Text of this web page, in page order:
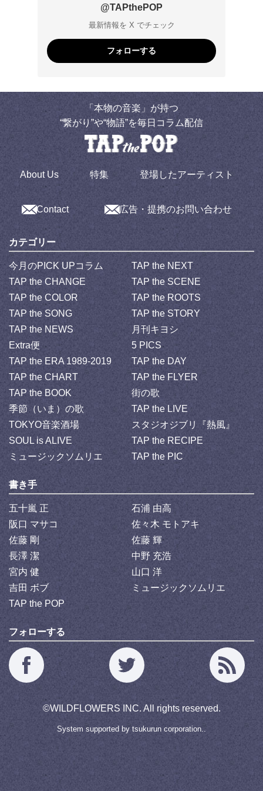
@TAPthePOP
最新情報を X でチェック
フォローする
「本物の音楽」が持つ
“繋がり”や“物語”を毎日コラム配信
About Us 特集 登場したアーティスト
Contact 広告・提携のお問い合わせ
カテゴリー
今月のPICK UPコラム
TAP the NEXT
TAP the CHANGE
TAP the SCENE
TAP the COLOR
TAP the ROOTS
TAP the SONG
TAP the STORY
TAP the NEWS
月刊キヨシ
Extra便
5 PICS
TAP the ERA 1989-2019
TAP the DAY
TAP the CHART
TAP the FLYER
TAP the BOOK
街の歌
季節（いま）の歌
TAP the LIVE
TOKYO音楽酒場
スタジオジブリ『熱風』
SOUL is ALIVE
TAP the RECIPE
ミュージックソムリエ
TAP the PIC
書き手
五十嵐 正
石浦 由高
阪口 マサコ
佐々木 モトアキ
佐藤 剛
佐藤 輝
長澤 潔
中野 充浩
宮内 健
山口 洋
吉田 ボブ
ミュージックソムリエ
TAP the POP
フォローする
©WILDFLOWERS INC. All rights reserved.
System supported by tsukurun corporation..